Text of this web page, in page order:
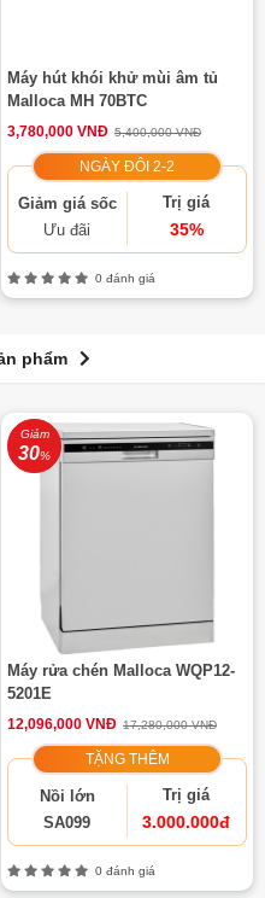
Máy hút khói khử mùi âm tủ
Malloca MH 70BTC
3,780,000 VNĐ 5,400,000 VNĐ
NGÀY ĐÔI 2-2
Giảm giá sốc
Ưu đãi
Trị giá
35%
0 đánh giá
phẩm
Giảm
30%
Máy rửa chén Malloca WQP12-
5201E
12,096,000 VNĐ 17,280,000 VNĐ
TẶNG THÊM
Nồi lớn
SA099
Trị giá
3.000.000đ
0 đánh giá